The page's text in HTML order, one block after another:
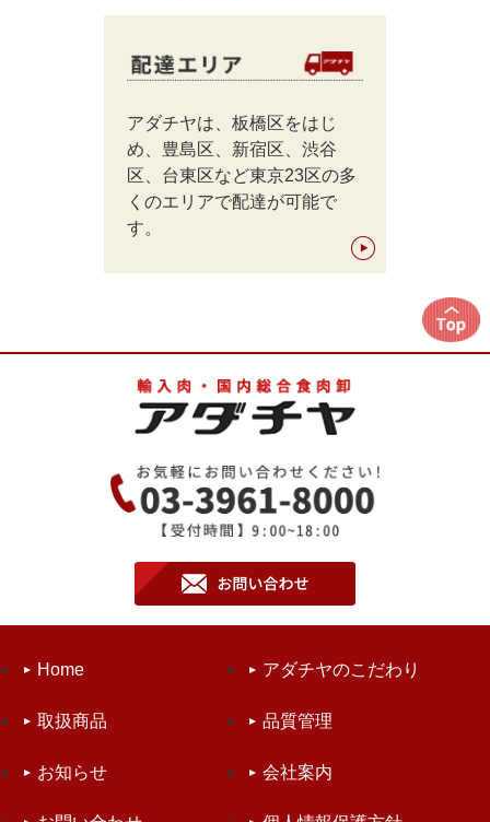
アダチヤは、板橋区をはじ
め、豊島区、新宿区、渋谷
区、台東区など東京23区の多
くのエリアで配達が可能で
す。
Home アダチヤのこだわり
取扱商品 品質管理
お知らせ 会社案内